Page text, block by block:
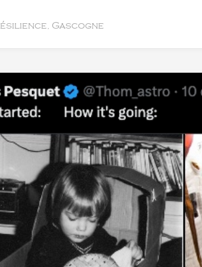
Gascogne